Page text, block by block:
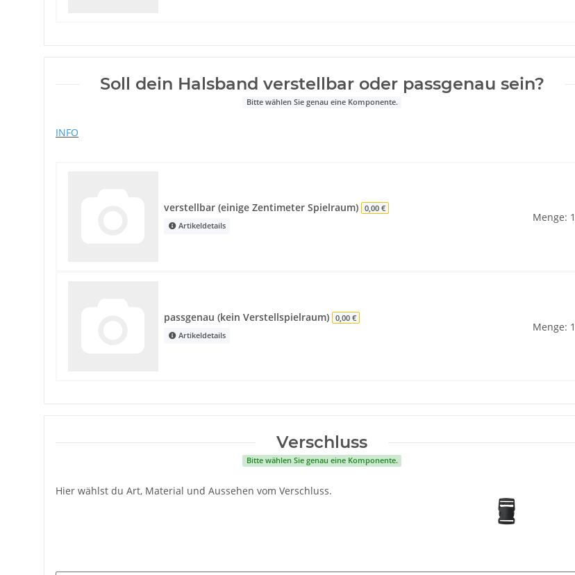
Soll dein Halsband verstellbar oder passgenau sein?
Bitte wählen Sie genau eine Komponente.
INFO
verstellbar (einige Zentimeter Spielraum)
0,00 €
Artikeldetails
Menge: 1
passgenau (kein Verstellspielraum)
0,00 €
Artikeldetails
Menge: 1
Verschluss
Bitte wählen Sie genau eine Komponente.
Hier wählst du Art, Material und Aussehen vom Verschluss.